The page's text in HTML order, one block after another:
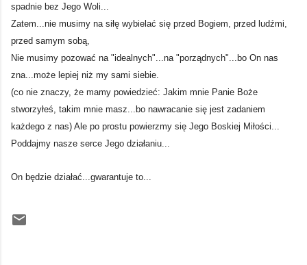
spadnie bez Jego Woli...
Zatem...nie musimy na siłę wybielać się przed Bogiem, przed ludźmi,
przed samym sobą,
Nie musimy pozować na "idealnych"...na "porządnych"...bo On nas
zna...może lepiej niż my sami siebie.
(co nie znaczy, że mamy powiedzieć: Jakim mnie Panie Boże
stworzyłeś, takim mnie masz...bo nawracanie się jest zadaniem
każdego z nas) Ale po prostu powierzmy się Jego Boskiej Miłości...
Poddajmy nasze serce Jego działaniu...
On będzie działać...gwarantuje to...